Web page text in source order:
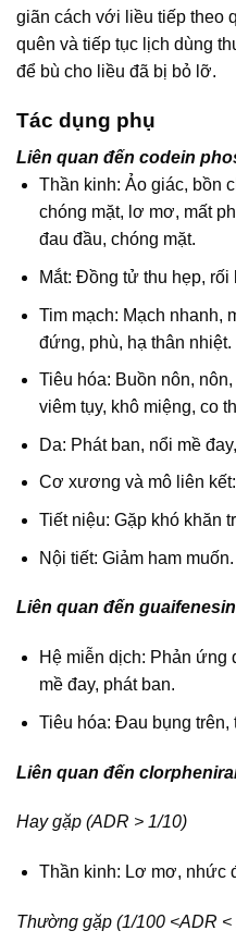
giãn cách với liều tiếp theo
quên và tiếp tục lịch dùng
để bù cho liều đã bị bỏ lỡ.
Tác dụng phụ
Liên quan đến codein
Thần kinh: Ảo giác, bồn
chóng mặt, lơ mơ, mất
đau đầu, chóng mặt.
Mắt: Đồng tử thu hẹp, rối
Tim mạch: Mạch nhanh,
đứng, phù, hạ thân nhiệt.
Tiêu hóa: Buồn nôn,
viêm tụy, khô miệng, co
Da: Phát ban, nổi mề
Cơ xương và mô liên
Tiết niệu: Gặp khó khăn
Nội tiết: Giảm ham muốn.
Liên quan đến
Hệ miễn dịch: Phản ứng
mề đay, phát ban.
Tiêu hóa: Đau bụng trên,
Liên quan đến
Hay gặp (ADR > 1/10)
Thần kinh: Lơ mơ, nhức
Thường gặp (1/100 <ADR <